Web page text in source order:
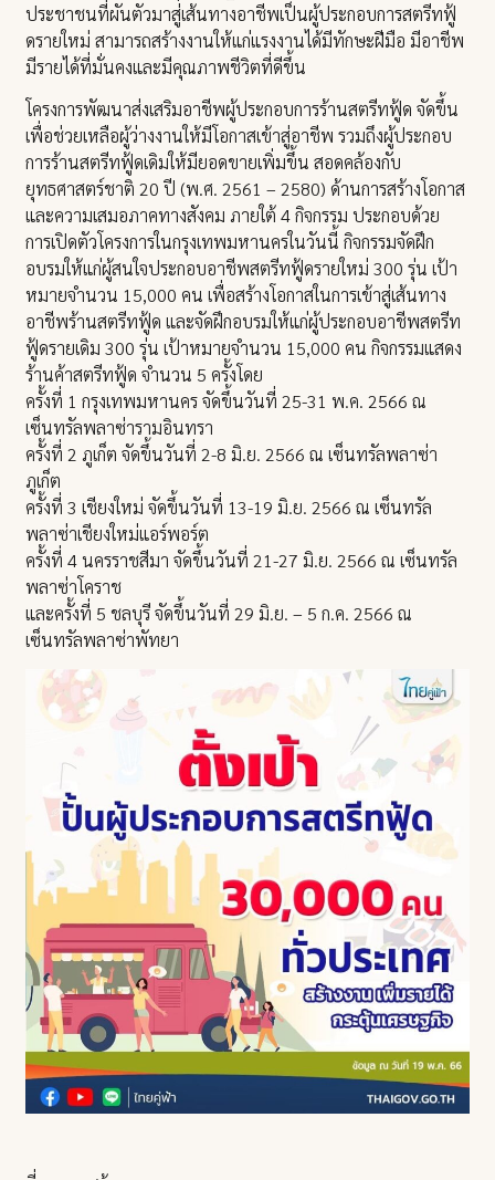
ประชาชนที่ผันตัวมาสู่เส้นทางอาชีพเป็นผู้ประกอบการสตรีทฟู้
ดรายใหม่ สามารถสร้างงานให้แก่แรงงานได้มีทักษะฝีมือ มีอาชีพ
มีรายได้ที่มั่นคงและมีคุณภาพชีวิตที่ดีขึ้น
โครงการพัฒนาส่งเสริมอาชีพผู้ประกอบการร้านสตรีทฟู้ด จัดขึ้น
เพื่อช่วยเหลือผู้ว่างงานให้มีโอกาสเข้าสู่อาชีพ รวมถึงผู้ประกอบ
การร้านสตรีทฟู้ดเดิมให้มียอดขายเพิ่มขึ้น สอดคล้องกับ
ยุทธศาสตร์ชาติ 20 ปี (พ.ศ. 2561 – 2580) ด้านการสร้างโอกาส
และความเสมอภาคทางสังคม ภายใต้ 4 กิจกรรม ประกอบด้วย
การเปิดตัวโครงการในกรุงเทพมหานครในวันนี้ กิจกรรมจัดฝึก
อบรมให้แก่ผู้สนใจประกอบอาชีพสตรีทฟู้ดรายใหม่ 300 รุ่น เป้า
หมายจำนวน 15,000 คน เพื่อสร้างโอกาสในการเข้าสู่เส้นทาง
อาชีพร้านสตรีทฟู้ด และจัดฝึกอบรมให้แก่ผู้ประกอบอาชีพสตรีท
ฟู้ดรายเดิม 300 รุ่น เป้าหมายจำนวน 15,000 คน กิจกรรมแสดง
ร้านค้าสตรีทฟู้ด จำนวน 5 ครั้งโดย
ครั้งที่ 1 กรุงเทพมหานคร จัดขึ้นวันที่ 25-31 พ.ค. 2566 ณ
เซ็นทรัลพลาซ่ารามอินทรา
ครั้งที่ 2 ภูเก็ต จัดขึ้นวันที่ 2-8 มิ.ย. 2566 ณ เซ็นทรัลพลาซ่า
ภูเก็ต
ครั้งที่ 3 เชียงใหม่ จัดขึ้นวันที่ 13-19 มิ.ย. 2566 ณ เซ็นทรัล
พลาซ่าเชียงใหม่แอร์พอร์ต
ครั้งที่ 4 นครราชสีมา จัดขึ้นวันที่ 21-27 มิ.ย. 2566 ณ เซ็นทรัล
พลาซ่าโคราช
และครั้งที่ 5 ชลบุรี จัดขึ้นวันที่ 29 มิ.ย. – 5 ก.ค. 2566 ณ
เซ็นทรัลพลาซ่าพัทยา